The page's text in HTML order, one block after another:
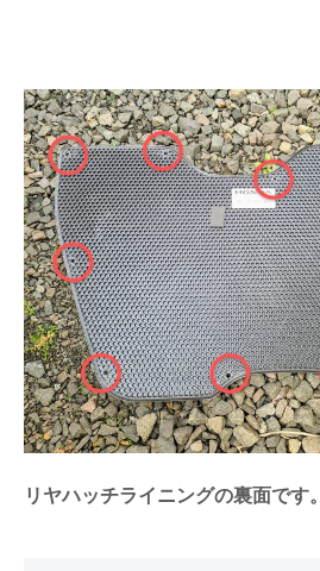
リヤハッチライニングの裏面です。